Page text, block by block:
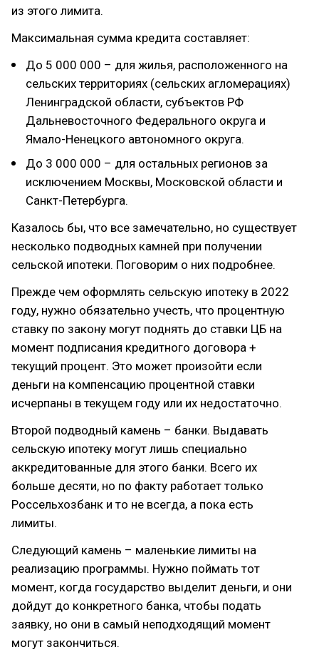
из этого лимита.
Максимальная сумма кредита составляет:
До 5 000 000 – для жилья, расположенного на
сельских территориях (сельских агломерациях)
Ленинградской области, субъектов РФ
Дальневосточного Федерального округа и
Ямало-Ненецкого автономного округа.
До 3 000 000 – для остальных регионов за
исключением Москвы, Московской области и
Санкт-Петербурга.
Казалось бы, что все замечательно, но существует
несколько подводных камней при получении
сельской ипотеки. Поговорим о них подробнее.
Прежде чем оформлять сельскую ипотеку в 2022
году, нужно обязательно учесть, что процентную
ставку по закону могут поднять до ставки ЦБ на
момент подписания кредитного договора +
текущий процент. Это может произойти если
деньги на компенсацию процентной ставки
исчерпаны в текущем году или их недостаточно.
Второй подводный камень – банки. Выдавать
сельскую ипотеку могут лишь специально
аккредитованные для этого банки. Всего их
больше десяти, но по факту работает только
Россельхозбанк и то не всегда, а пока есть
лимиты.
Следующий камень – маленькие лимиты на
реализацию программы. Нужно поймать тот
момент, когда государство выделит деньги, и они
дойдут до конкретного банка, чтобы подать
заявку, но они в самый неподходящий момент
могут закончиться.